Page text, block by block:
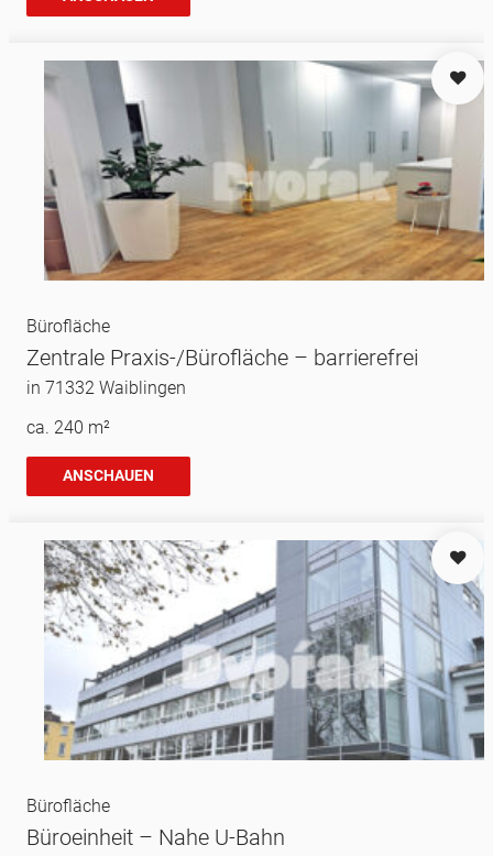
Bürofläche
Zentrale Praxis-/Bürofläche – barrierefrei
in 71332 Waiblingen
ca. 240 m²
ANSCHAUEN
Bürofläche
Büroeinheit – Nahe U-Bahn